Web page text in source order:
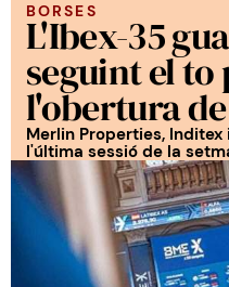
BORSES
L'Ibex-35
seguint el to
l'obertura
Merlin Properties,
l'última sessió de la